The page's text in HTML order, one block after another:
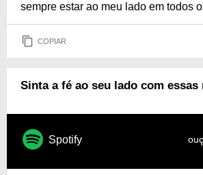
sempre estar ao meu lado em todos
COPIAR
Sinta a fé ao seu lado com essas
Spotify